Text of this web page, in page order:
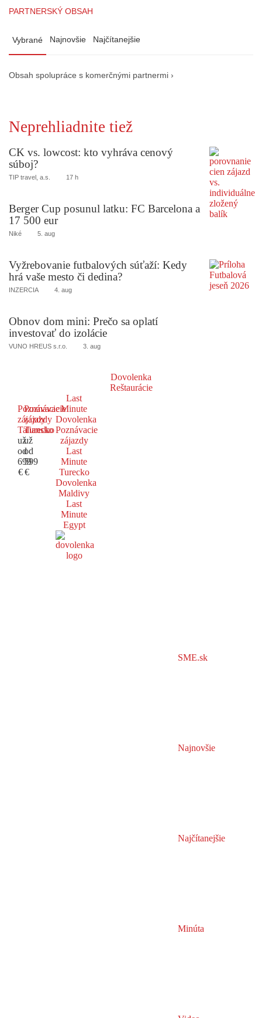
PARTNERSKÝ OBSAH
Vybrané Najnovšie Najčítanejšie
Obsah spolupráce s komerčnými partnermi ›
Neprehliadnite tiež
CK vs. lowcost: kto vyhráva cenový
súboj?
TIP travel, a.s. 17 h
Berger Cup posunul latku: FC Barcelona a
17 500 eur
Niké 5. aug
Vyžrebovanie futbalových súťaží: Kedy
hrá vaše mesto či dedina?
INZERCIA 4. aug
Obnov dom mini: Prečo sa oplatí
investovať do izolácie
VUNO HREUS s.r.o. 3. aug
Dovolenka
Reštaurácie
Poznávacie
zájazdy
Taliansko
už
od
699
€
Poznávacie
zájazdy
Turecko
už
od
599
€
Last
Minute
Dovolenka
Poznávacie
zájazdy
Last
Minute
Turecko
Dovolenka
Maldivy
Last
Minute
Egypt
SME.sk
Najnovšie
Najčítanejšie
Minúta